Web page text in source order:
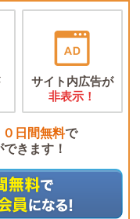
サイト内広告が
非表示！
日間無料で
きます！